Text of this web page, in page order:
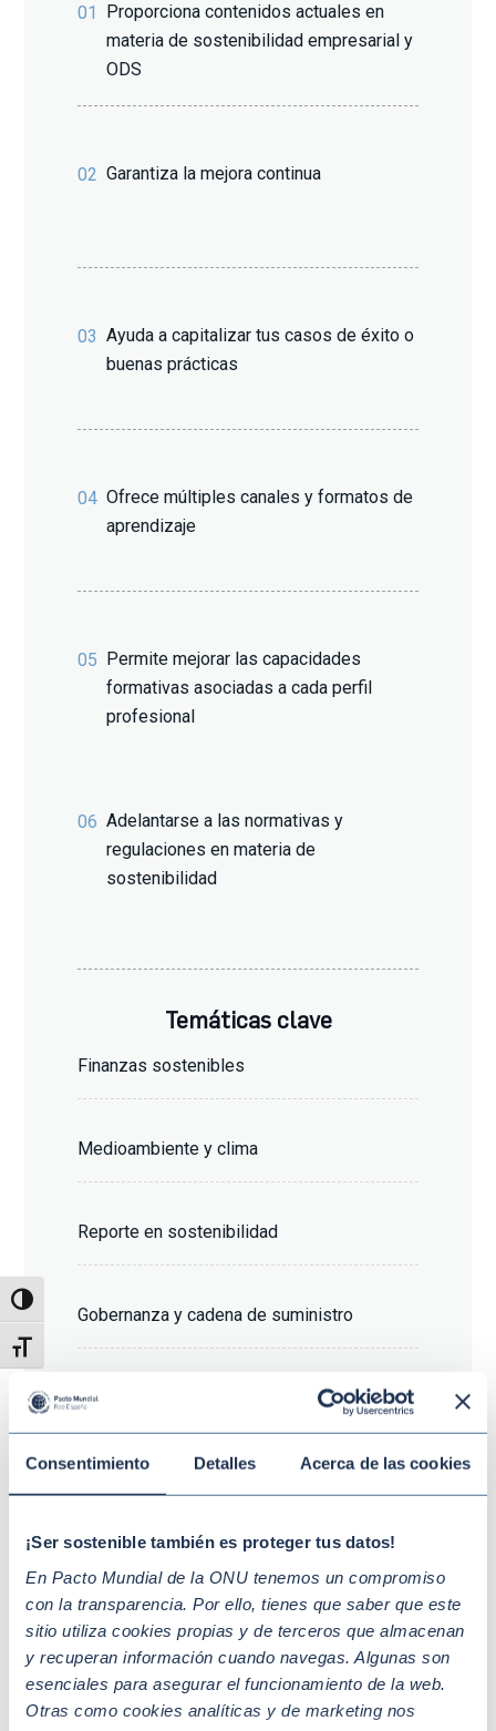
Consentimiento Detalles Acerca de las cookies
¡Ser sostenible también es proteger tus datos!
En Pacto Mundial de la ONU tenemos un compromiso
con la transparencia. Por ello, tienes que saber que este
sitio utiliza cookies propias y de terceros que almacenan
y recuperan información cuando navegas. Algunas son
esenciales para asegurar el funcionamiento de la web.
Otras como cookies analíticas y de marketing nos
Alternar alto contraste
Alternar tamaño de letra
01
Proporciona contenidos actuales en
materia de sostenibilidad empresarial y
ODS
02 Garantiza la mejora continua
03 Ayuda a capitalizar tus casos de éxito o
buenas prácticas
04 Ofrece múltiples canales y formatos de
aprendizaje
05 Permite mejorar las capacidades
formativas asociadas a cada perfil
profesional
06 Adelantarse a las normativas y
regulaciones en materia de
sostenibilidad
Temáticas clave
Finanzas sostenibles
Medioambiente y clima
Reporte en sostenibilidad
Gobernanza y cadena de suministro
Diez Principios y Agenda 2030
A quién va dirigido
Empleados/as